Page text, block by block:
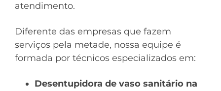
atendimento.
Diferente das empresas que fazem
serviços pela metade, nossa equipe é
formada por técnicos especializados em:
Desentupidora de vaso sanitário na